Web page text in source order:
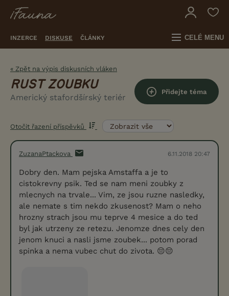
INZERCE DISKUSE ČLÁNKY CELÉ MENU
« Zpět na výpis diskusních vláken
RUST ZOUBKU
Americký stafordšírský teriér
Přidejte téma
Otočit řazení příspěvků
ZuzanaPtackova 6.11.2018 20:47
Dobry den. Mam pejska Amstaffa a je to
cistokrevny psik. Ted se nam meni zoubky z
mlecnych na trvale... Vim, ze jsou ruzne nasledky,
ale nemate s tim nekdo zkusenost? Mam o neho
hrozny strach jsou mu teprve 4 mesice a do ted
byl jak utrzeny ze retezu. Jenomze dnes cely den
jenom knuci a nasli jsme zoubek... potom porad
spinka a nema vubec chut do zivota. 😔😔